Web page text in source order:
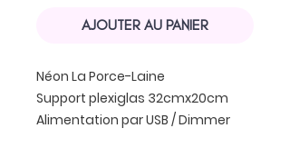
AJOUTER AU PANIER
Néon La Porce-Laine
Support plexiglas 32cmx20cm
Alimentation par USB / Dimmer